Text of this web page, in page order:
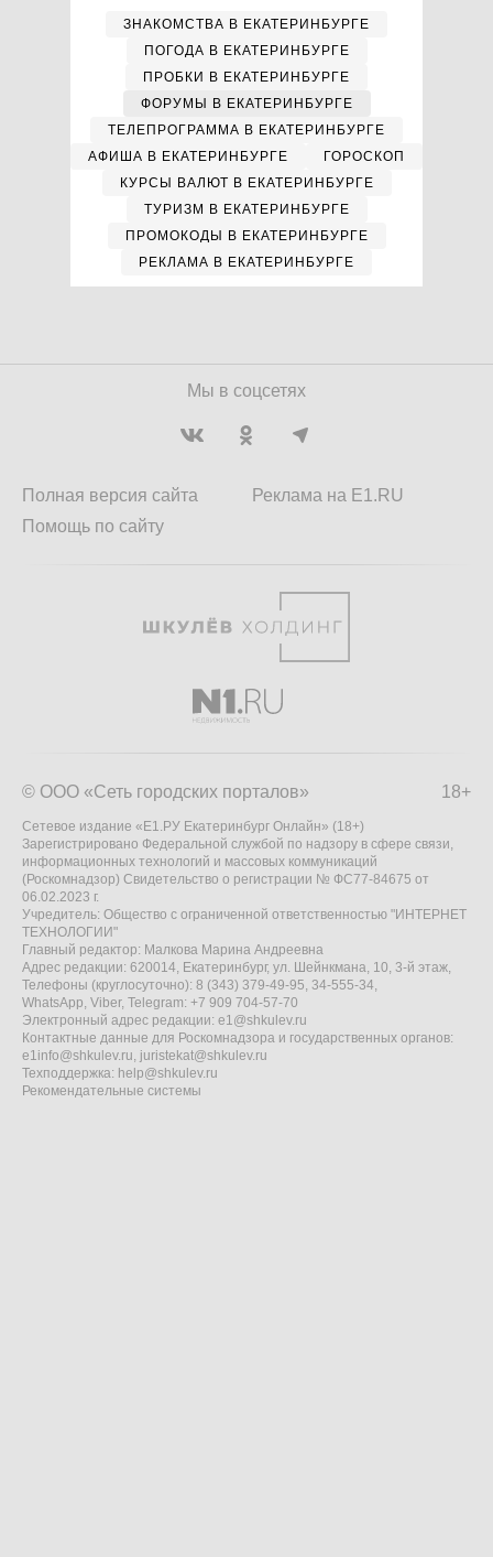
ЗНАКОМСТВА В ЕКАТЕРИНБУРГЕ
ПОГОДА В ЕКАТЕРИНБУРГЕ
ПРОБКИ В ЕКАТЕРИНБУРГЕ
ФОРУМЫ В ЕКАТЕРИНБУРГЕ
ТЕЛЕПРОГРАММА В ЕКАТЕРИНБУРГЕ
АФИША В ЕКАТЕРИНБУРГЕ
ГОРОСКОП
КУРСЫ ВАЛЮТ В ЕКАТЕРИНБУРГЕ
ТУРИЗМ В ЕКАТЕРИНБУРГЕ
ПРОМОКОДЫ В ЕКАТЕРИНБУРГЕ
РЕКЛАМА В ЕКАТЕРИНБУРГЕ
Мы в соцсетях
Полная версия сайта
Помощь по сайту
Реклама на E1.RU
18+
© ООО «Сеть городских порталов»
Сетевое издание «Е1.РУ Екатеринбург Онлайн» (18+)
Зарегистрировано Федеральной службой по надзору в сфере связи,
информационных технологий и массовых коммуникаций
(Роскомнадзор) Свидетельство о регистрации № ФС77-84675 от
06.02.2023 г.
Учредитель: Общество с ограниченной ответственностью "ИНТЕРНЕТ
ТЕХНОЛОГИИ"
Главный редактор: Малкова Марина Андреевна
Адрес редакции: 620014, Екатеринбург, ул. Шейнкмана, 10, 3-й этаж,
Телефоны (круглосуточно): 8 (343) 379-49-95, 34-555-34,
WhatsApp, Viber, Telegram: +7 909 704-57-70
Электронный адрес редакции: e1@shkulev.ru
Контактные данные для Роскомнадзора и государственных органов:
e1info@shkulev.ru, juristekat@shkulev.ru
Техподдержка: help@shkulev.ru
Рекомендательные системы